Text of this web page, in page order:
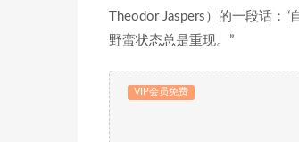
Theodor Jaspers）的一段话：
野蛮状态总是重现。”
VIP会员免费